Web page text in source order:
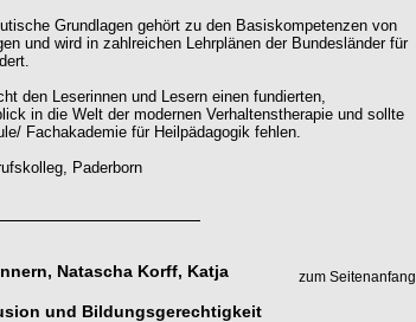
Grundlagen gehört zu den Basiskompetenzen von
und wird in zahlreichen Lehrplänen der Bundesländer für
den Leserinnen und Lesern einen fundierten,
in die Welt der modernen Verhaltenstherapie und sollte
Fachakademie für Heilpädagogik fehlen.
Paderborn
zum Seitenanfang
Natascha Korff, Katja
und Bildungsgerechtigkeit